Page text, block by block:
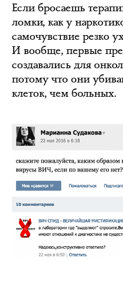
Если бросаешь
ломки, как у
самочувствие резко
И вообще, первые
создавались для
потому что они
клеток, чем больных.